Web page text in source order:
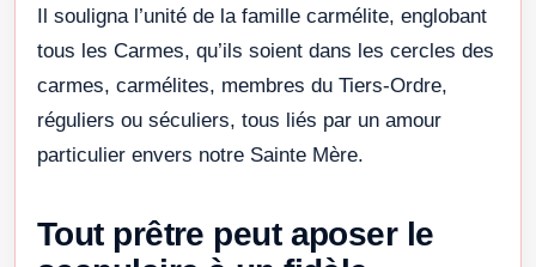
Il souligna l’unité de la famille carmélite, englobant
tous les Carmes, qu’ils soient dans les cercles des
carmes, carmélites, membres du Tiers-Ordre,
réguliers ou séculiers, tous liés par un amour
particulier envers notre Sainte Mère.
Tout prêtre peut aposer le